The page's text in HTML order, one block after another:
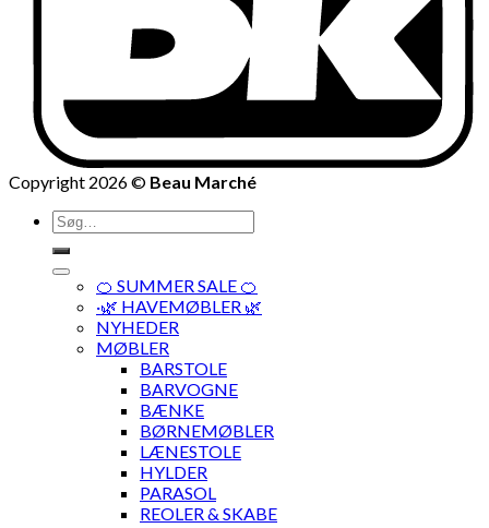
Copyright 2026 © Beau Marché
Søg
efter:
🍊 SUMMER SALE 🍊
·🌿 HAVEMØBLER 🌿
NYHEDER
MØBLER
BARSTOLE
BARVOGNE
BÆNKE
BØRNEMØBLER
LÆNESTOLE
HYLDER
PARASOL
REOLER & SKABE